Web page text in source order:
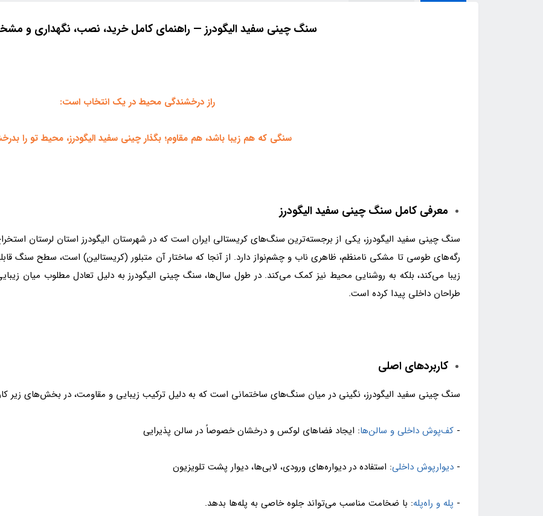
سنگ چینی سفید الیگودرز — راهنمای کامل خرید، نصب، نگهداری و
راز درخشندگی محیط در یک انتخاب است:
سنگی که هم زیبا باشد، هم مقاوم؛ بگذار چینی سفید الیگودرز، محیط تو را
معرفی کامل سنگ چینی سفید الیگودرز
سنگ چینی سفید الیگودرز، یکی از برجسته‌ترین سنگ‌های کریستالی ایران است که در شهرستان الیگودرز استان لرستان
رگه‌های طوسی تا مشکی نامنظم، ظاهری ناب و چشم‌نواز دارد. از آنجا که ساختار آن متبلور (کریستالین) است، سطح سنگ
زیبا می‌کند، بلکه به روشنایی محیط نیز کمک می‌کند. در طول سال‌ها، سنگ چینی الیگودرز به دلیل تعادل مطلوب میان
طراحان داخلی پیدا کرده است.
کاربردهای اصلی
سنگ چینی سفید الیگودرز، نگینی در میان سنگ‌های ساختمانی است که به دلیل ترکیب زیبایی و مقاومت، در بخش‌های زیر
- کف‌پوش داخلی و سالن‌ها: ایجاد فضاهای لوکس و درخشان خصوصاً در سالن پذیرایی
- دیوارپوش داخلی: استفاده در دیواره‌های ورودی، لابی‌ها، دیوار پشت تلویزیون
- پله و راه‌پله: با ضخامت مناسب می‌تواند جلوه خاصی به پله‌ها بدهد.